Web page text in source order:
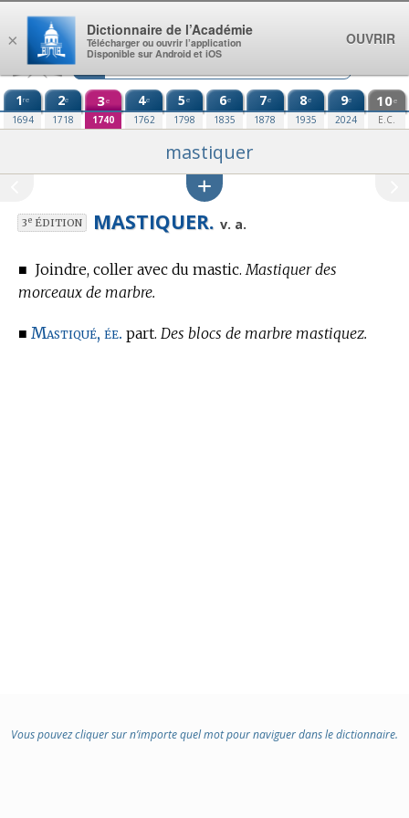
Aller au contenu
1re
1694
2e
1718
3e
1740
4e
1762
5e
1798
6e
1835
7e
1878
8e
1935
9e
2024
10e
E.C.
mastiquer
3eÉDITION MASTIQUER. v. a.
■ Joindre, coller avec du mastic. Mastiquer des
morceaux de marbre.
■ Mastiqué, ée. part. Des blocs de marbre mastiquez.
Vous pouvez cliquer sur n’importe quel mot pour naviguer dans le dictionnaire.
×
Dictionnaire de l’Académie
Télécharger ou ouvrir l’application
Disponible sur Android et iOS
OUVRIR